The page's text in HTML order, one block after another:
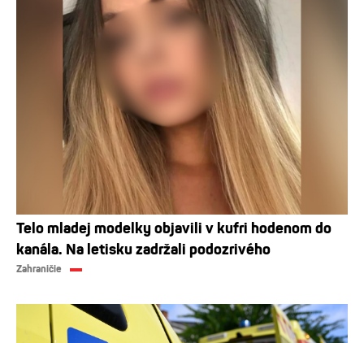
Telo mladej modelky objavili v kufri hodenom do
kanála. Na letisku zadržali podozrivého
Zahraničie